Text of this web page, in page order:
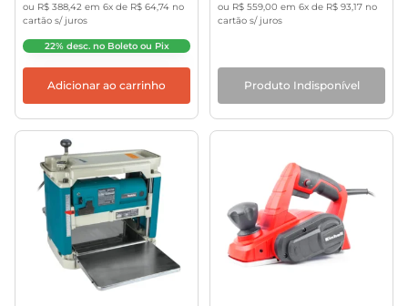
ou R$ 388,42 em 6x de R$ 64,74 no
cartão s/ juros
22% desc. no Boleto ou Pix
Adicionar ao carrinho
ou R$ 559,00 em 6x de R$ 93,17 no
cartão s/ juros
Produto Indisponível